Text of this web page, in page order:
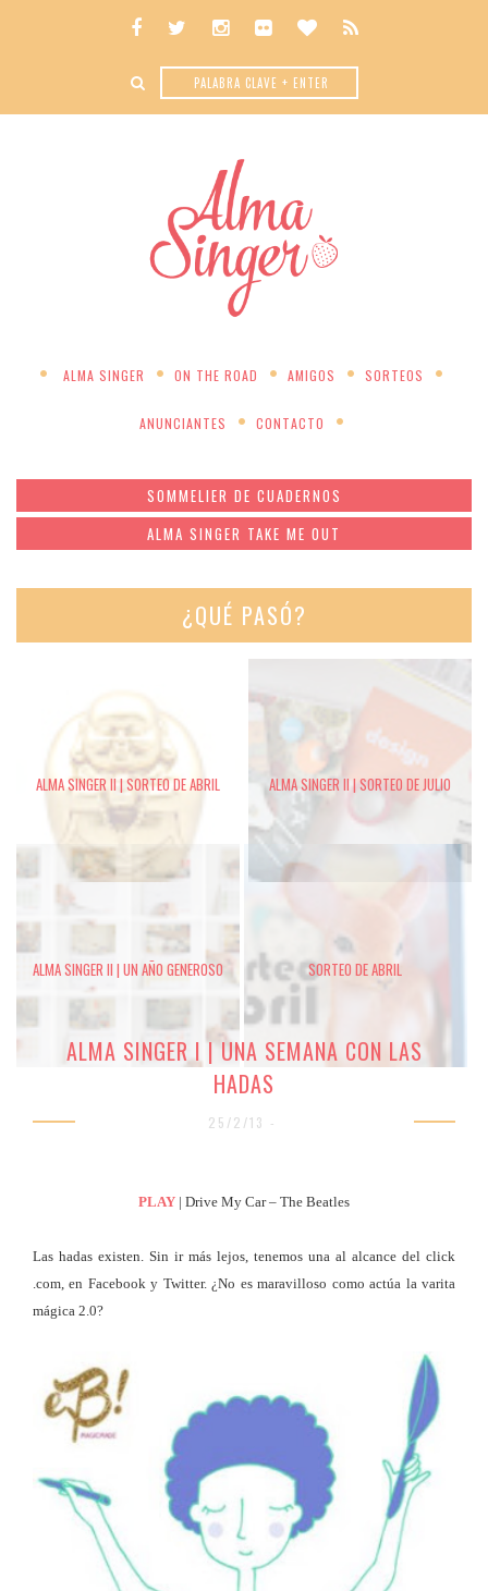
ALMA SINGER ON THE ROAD AMIGOS SORTEOS
ANUNCIANTES CONTACTO
SOMMELIER DE CUADERNOS
ALMA SINGER TAKE ME OUT
¿QUÉ PASÓ?
ALMA SINGER II | SORTEO DE ABRIL ALMA SINGER II | SORTEO DE JULIO
ALMA SINGER II | UN AÑO GENEROSO SORTEO DE ABRIL
ALMA SINGER I | UNA SEMANA CON LAS
HADAS
25/2/13 -
PLAY | Drive My Car – The Beatles
Las hadas existen. Sin ir más lejos, tenemos una al alcance del click
.com, en Facebook y Twitter. ¿No es maravilloso como actúa la varita
mágica 2.0?